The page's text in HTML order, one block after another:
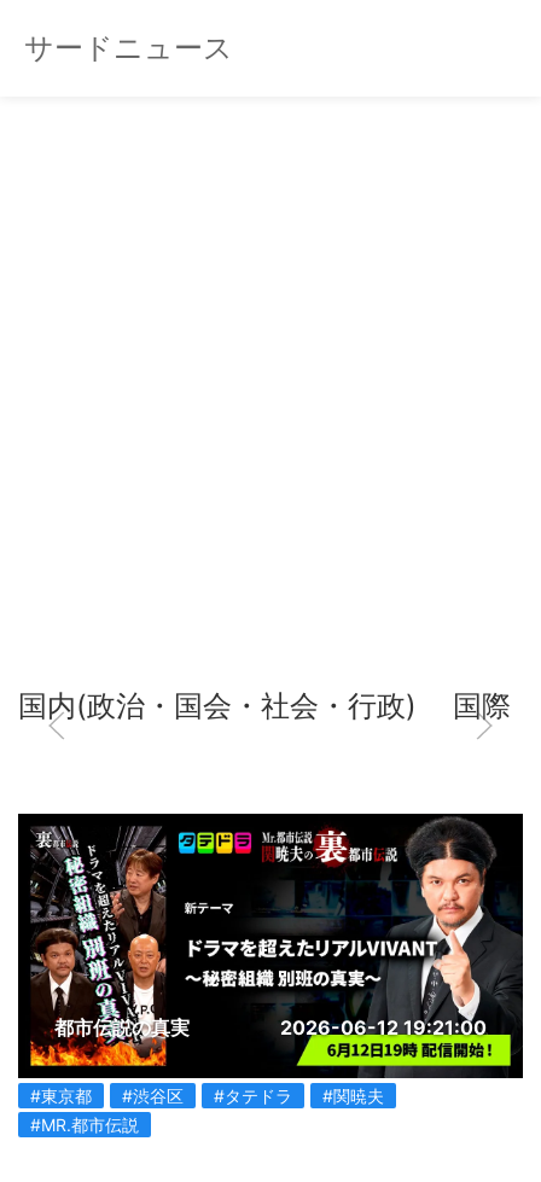
サードニュース
国内(政治・国会・社会・行政) 国際
都市伝説の真実 2026-06-12 19:21:00
#東京都 #渋谷区 #タテドラ
#関暁夫
#MR.都市伝説